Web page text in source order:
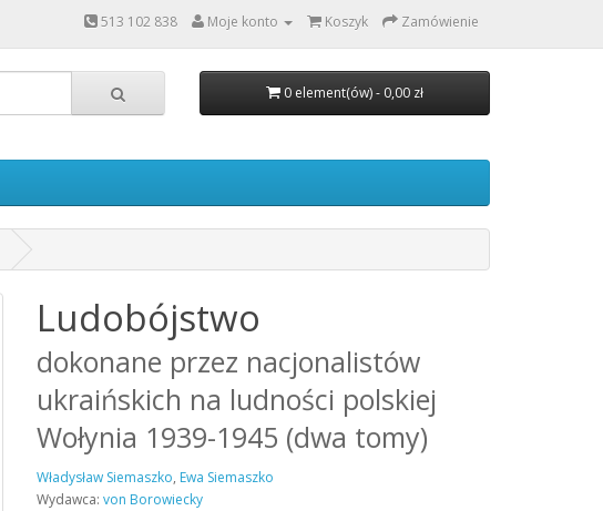
513 102 838 Moje konto Koszyk Zamówienie
0 element(ów) - 0,00 zł
Ludobójstwo
dokonane przez nacjonalistów
ukraińskich na ludności polskiej
Wołynia 1939-1945 (dwa tomy)
Władysław Siemaszko, Ewa Siemaszko
Wydawca:von Borowiecky